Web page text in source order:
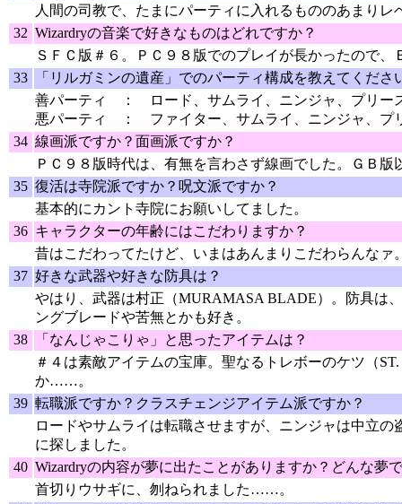
人間の司教で、たまにパーティに入れるもののあまり
32 Wizardryの音楽で好きなものはどれですか？
ＳＦＣ版＃６。ＰＣ９８版でのプレイが長かったので
33
「リルガミンの遺産」でのパーティ構成を教えてくださ
善パーティ ： ロード、サムライ、ニンジャ、プリー
悪パーティ ： ファイター、サムライ、ニンジャ、プ
34 線画派ですか？面画派ですか？
ＰＣ９８版時代は、有無を言わさず線画でした。ＧＢ版
35 復活は寺院派ですか？呪文派ですか？
基本的にカント寺院にお願いしてました。
36 キャラクターの年齢にはこだわりますか？
昔はこだわってたけど、いまはあんまりこだわらんなァ
37 好きな武器や好きな防具は？
やはり、武器は村正（MURAMASA BLADE）。防具は
ングブレードや苦無とかも好き。
38
「なんじゃこりゃ」と思ったアイテムは？
＃４は素敵アイテムの宝庫。聖なるトレボーのケツ（
か……。
39 転職派ですか？クラスチェンジアイテム派ですか？
ロードやサムライは転職させますが、ニンジャは中立
に探しました。
40 Wizardryの内容が夢に出たことがありますか？どんな夢
首切りウサギに、刎ねられました……。